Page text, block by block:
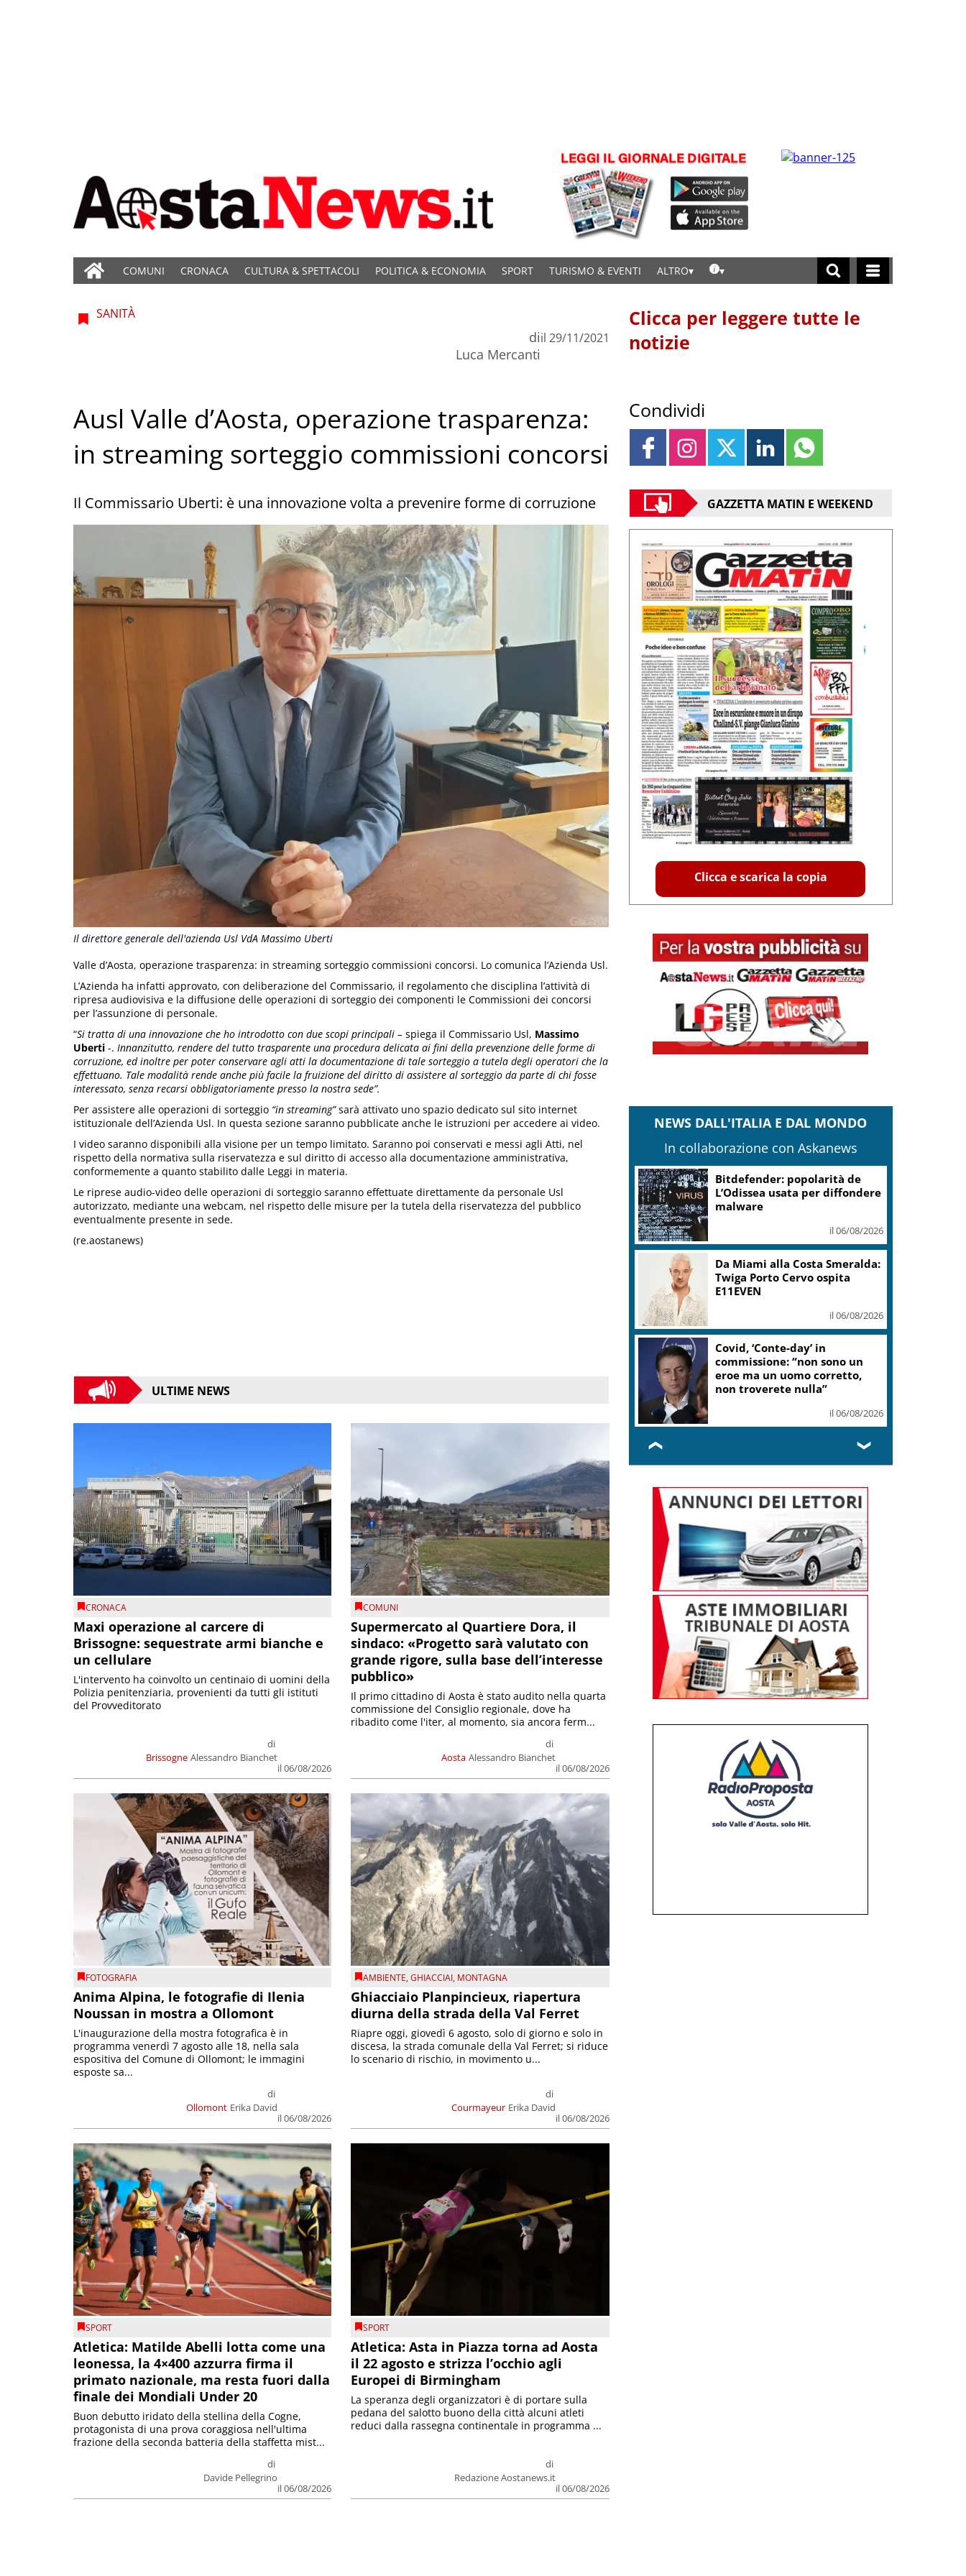
COMUNI CRONACA CULTURA & SPETTACOLI POLITICA & ECONOMIA SPORT TURISMO & EVENTI ALTRO
Il direttore generale dell'azienda Usl VdA Massimo Uberti
SANITÀ
di
Luca Mercanti
il 29/11/2021
Ausl Valle d’Aosta, operazione trasparenza:
in streaming sorteggio commissioni concorsi
Il Commissario Uberti: è una innovazione volta a prevenire forme di corruzione
Valle d’Aosta, operazione trasparenza: in streaming sorteggio commissioni concorsi. Lo comunica l’Azienda Usl.
L’Azienda ha infatti approvato, con deliberazione del Commissario, il regolamento che disciplina l’attività di
ripresa audiovisiva e la diffusione delle operazioni di sorteggio dei componenti le Commissioni dei concorsi
per l’assunzione di personale.
“Si tratta di una innovazione che ho introdotto con due scopi principali – spiega il Commissario Usl, Massimo
Uberti -. Innanzitutto, rendere del tutto trasparente una procedura delicata ai fini della prevenzione delle forme di
corruzione, ed inoltre per poter conservare agli atti la documentazione di tale sorteggio a tutela degli operatori che la
effettuano. Tale modalità rende anche più facile la fruizione del diritto di assistere al sorteggio da parte di chi fosse
interessato, senza recarsi obbligatoriamente presso la nostra sede”.
Per assistere alle operazioni di sorteggio “in streaming”sarà attivato uno spazio dedicato sul sito internet
istituzionale dell’Azienda Usl. In questa sezione saranno pubblicate anche le istruzioni per accedere ai video.
I video saranno disponibili alla visione per un tempo limitato. Saranno poi conservati e messi agli Atti, nel
rispetto della normativa sulla riservatezza e sul diritto di accesso alla documentazione amministrativa,
conformemente a quanto stabilito dalle Leggi in materia.
Le riprese audio-video delle operazioni di sorteggio saranno effettuate direttamente da personale Usl
autorizzato, mediante una webcam, nel rispetto delle misure per la tutela della riservatezza del pubblico
eventualmente presente in sede.
(re.aostanews)
ULTIME NEWS
CRONACA
Maxi operazione al carcere di
Brissogne: sequestrate armi bianche e
un cellulare
Brissogne
di
Alessandro Bianchet
il 06/08/2026
L'intervento ha coinvolto un centinaio di uomini della
Polizia penitenziaria, provenienti da tutti gli istituti
del Provveditorato
COMUNI
Supermercato al Quartiere Dora, il
sindaco: «Progetto sarà valutato con
grande rigore, sulla base dell’interesse
pubblico»
Aosta
di
Alessandro Bianchet
il 06/08/2026
Il primo cittadino di Aosta è stato audito nella quarta
commissione del Consiglio regionale, dove ha
ribadito come l'iter, al momento, sia ancora ferm...
FOTOGRAFIA
Anima Alpina, le fotografie di Ilenia
Noussan in mostra a Ollomont
Ollomont
di
Erika David
il 06/08/2026
L'inaugurazione della mostra fotografica è in
programma venerdì 7 agosto alle 18, nella sala
espositiva del Comune di Ollomont; le immagini
esposte sa...
AMBIENTE,GHIACCIAI, MONTAGNA
Ghiacciaio Planpincieux, riapertura
diurna della strada della Val Ferret
Courmayeur
di
Erika David
il 06/08/2026
Riapre oggi, giovedì 6 agosto, solo di giorno e solo in
discesa, la strada comunale della Val Ferret; si riduce
lo scenario di rischio, in movimento u...
SPORT
Atletica: Matilde Abelli lotta come una
leonessa, la 4×400 azzurra firma il
primato nazionale, ma resta fuori dalla
finale dei Mondiali Under 20
di
Davide Pellegrino
il 06/08/2026
Buon debutto iridato della stellina della Cogne,
protagonista di una prova coraggiosa nell'ultima
frazione della seconda batteria della staffetta mist...
SPORT
Atletica: Asta in Piazza torna ad Aosta
il 22 agosto e strizza l’occhio agli
Europei di Birmingham
di
Redazione Aostanews.it
il 06/08/2026
La speranza degli organizzatori è di portare sulla
pedana del salotto buono della città alcuni atleti
reduci dalla rassegna continentale in programma ...
Clicca per leggere tutte le
notizie
Condividi
GAZZETTA MATIN E WEEKEND
Clicca e scarica la copia
NEWS DALL'ITALIA E DAL MONDO
In collaborazione con Askanews
Bitdefender: popolarità de
L’Odissea usata per diffondere
malware
il 06/08/2026
Da Miami alla Costa Smeralda:
Twiga Porto Cervo ospita
E11EVEN
il 06/08/2026
Covid, ‘Conte-day’ in
commissione: “non sono un
eroe ma un uomo corretto,
non troverete nulla”
il 06/08/2026
❮ ❯